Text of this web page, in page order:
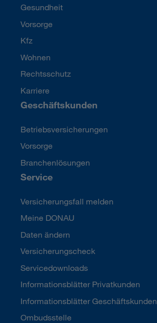
Gesundheit
Vorsorge
Kfz
Wohnen
Rechtsschutz
Karriere
Geschäftskunden
Betriebsversicherungen
Vorsorge
Branchenlösungen
Service
Versicherungsfall melden
Meine DONAU
Daten ändern
Versicherungscheck
Servicedownloads
Informationsblätter Privatkunden
Informationsblätter Geschäftskunden
Ombudsstelle